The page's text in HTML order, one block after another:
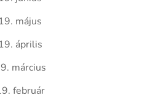
május
április
március
február